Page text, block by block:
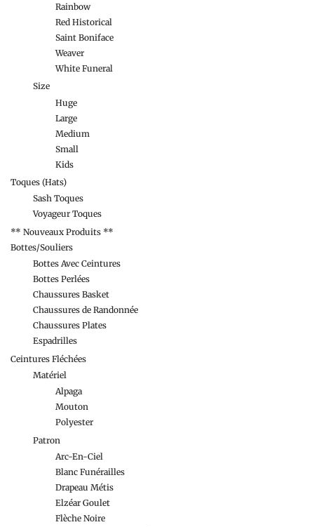
Rainbow
Red Historical
Saint Boniface
Weaver
White Funeral
Size
Huge
Large
Medium
Small
Kids
Toques (Hats)
Sash Toques
Voyageur Toques
** Nouveaux Produits **
Bottes/Souliers
Bottes Avec Ceintures
Bottes Perlées
Chaussures Basket
Chaussures de Randonnée
Chaussures Plates
Espadrilles
Ceintures Fléchées
Matériel
Alpaga
Mouton
Polyester
Patron
Arc-En-Ciel
Blanc Funérailles
Drapeau Métis
Elzéar Goulet
Flèche Noire